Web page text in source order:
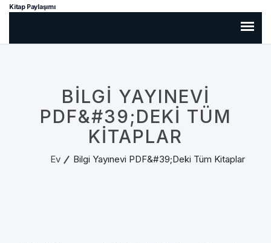
Kitap Paylaşımı
BILGI YAYINEVI
PDF&#39;DEKI TÜM
KITAPLAR
Ev Bilgi Yayınevi PDF&#39;deki Tüm Kitaplar